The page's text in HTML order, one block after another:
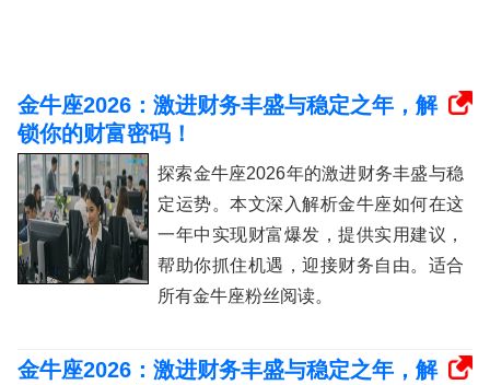
金牛座2026：激进财务丰盛与稳定之年，解
锁你的财富密码！
探索金牛座2026年的激进财务丰盛与稳
定运势。本文深入解析金牛座如何在这
一年中实现财富爆发，提供实用建议，
帮助你抓住机遇，迎接财务自由。适合
所有金牛座粉丝阅读。
金牛座2026：激进财务丰盛与稳定之年，解